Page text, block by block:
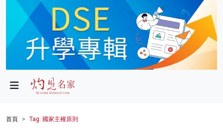
政局
財經
首頁 Tag: 國家主權原則